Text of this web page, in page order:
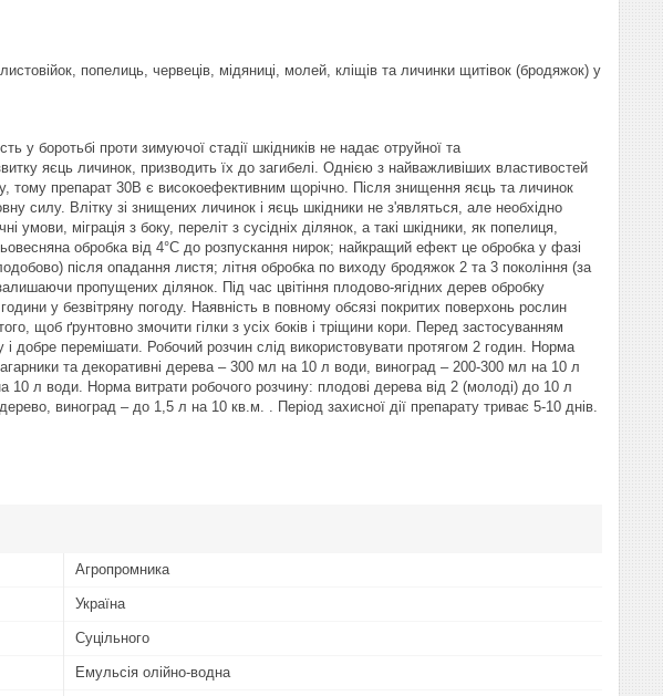
попелиць, червеців, мідяниці, молей, кліщів та личинки щитівок (бродяжок) у
у боротьбі проти зимуючої стадії шкідників не надає отруйної та
яєць личинок, призводить їх до загибелі. Однією з найважливіших властивостей
тому препарат 30В є високоефективним щорічно. Після знищення яєць та личинок
силу. Влітку зі знищених личинок і яєць шкідники не з'являться, але необхідно
міграція з боку, переліт з сусідніх ділянок, а такі шкідники, як попелиця,
обробка від 4°С до розпускання нирок; найкращий ефект це обробка у фазі
після опадання листя; літня обробка по виходу бродяжок 2 та 3 покоління (за
пропущених ділянок. Під час цвітіння плодово-ягідних дерев обробку
у безвітряну погоду. Наявність в повному обсязі покритих поверхонь рослин
щоб ґрунтовно змочити гілки з усіх боків і тріщини кори. Перед застосуванням
добре перемішати. Робочий розчин слід використовувати протягом 2 годин. Норма
та декоративні дерева – 300 мл на 10 л води, виноград – 200-300 мл на 10 л
10 л води. Норма витрати робочого розчину: плодові дерева від 2 (молоді) до 10 л
виноград – до 1,5 л на 10 кв.м. . Період захисної дії препарату триває 5-10 днів.
Агропромника
Україна
Суцільного
Емульсія олійно-водна